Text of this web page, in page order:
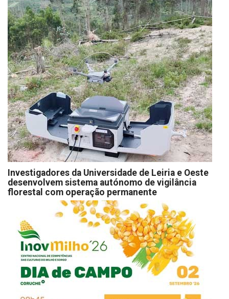
Investigadores da Universidade de Leiria e Oeste
desenvolvem sistema autónomo de vigilância
florestal com operação permanente